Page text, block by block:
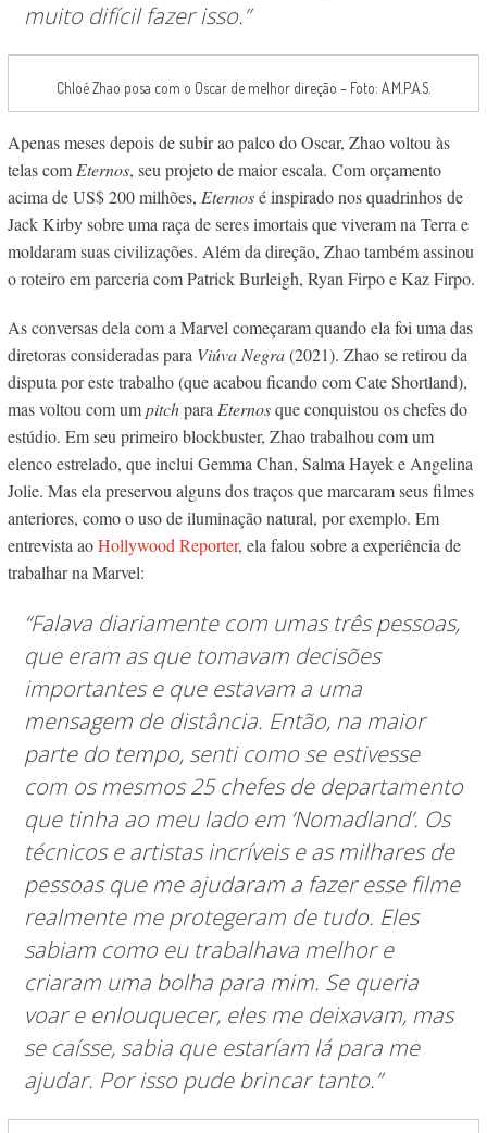
muito difícil fazer isso.”
Chloé Zhao posa com o Oscar de melhor direção – Foto: A.M.P.A.S.
Apenas meses depois de subir ao palco do Oscar, Zhao voltou às
telas com Eternos, seu projeto de maior escala. Com orçamento
acima de US$ 200 milhões, Eternosé inspirado nos quadrinhos de
Jack Kirby sobre uma raça de seres imortais que viveram na Terra e
moldaram suas civilizações. Além da direção, Zhao também assinou
o roteiro em parceria com Patrick Burleigh, Ryan Firpo e Kaz Firpo.
As conversas dela com a Marvel começaram quando ela foi uma das
diretoras consideradas para Viúva Negra(2021). Zhao se retirou da
disputa por este trabalho (que acabou ficando com Cate Shortland),
mas voltou com umpitchpara Eternosque conquistou os chefes do
estúdio. Em seu primeiro blockbuster, Zhao trabalhou com um
elenco estrelado, que inclui Gemma Chan, Salma Hayek e Angelina
Jolie. Mas ela preservou alguns dos traços que marcaram seus filmes
anteriores, como o uso de iluminação natural, por exemplo. Em
entrevista aoHollywood Reporter, ela falou sobre a experiência de
trabalhar na Marvel:
“Falava diariamente com umas três pessoas,
que eram as que tomavam decisões
importantes e que estavam a uma
mensagem de distância. Então, na maior
parte do tempo, senti como se estivesse
com os mesmos 25 chefes de departamento
que tinha ao meu lado em ‘Nomadland’. Os
técnicos e artistas incríveis e as milhares de
pessoas que me ajudaram a fazer esse filme
realmente me protegeram de tudo. Eles
sabiam como eu trabalhava melhor e
criaram uma bolha para mim. Se queria
voar e enlouquecer, eles me deixavam, mas
se caísse, sabia que estaríam lá para me
ajudar. Por isso pude brincar tanto.”